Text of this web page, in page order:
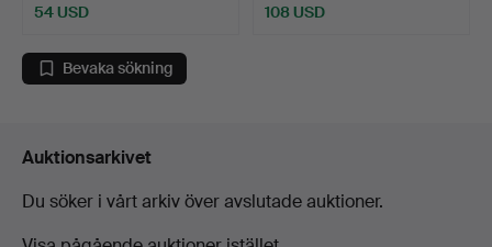
54 USD 108 USD
Bevaka sökning
Auktionsarkivet
Du söker i vårt arkiv över avslutade auktioner.